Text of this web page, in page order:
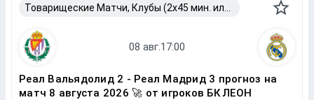
Реал Вальядолид 2 - Реал Мадрид 3 прогноз на
матч 8 августа 2026 🚀 от игроков БК ЛЕОН